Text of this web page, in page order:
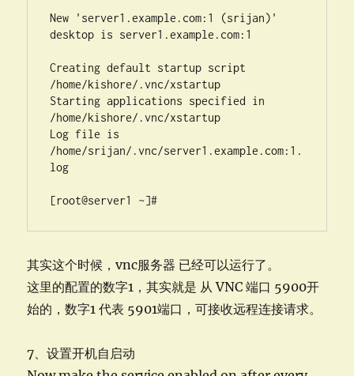
New 'server1.example.com:1 (srijan)'
desktop is server1.example.com:1
Creating default startup script
/home/kishore/.vnc/xstartup
Starting applications specified in
/home/kishore/.vnc/xstartup
Log file is
/home/srijan/.vnc/server1.example.com:1.
log
[root@server1 ~]#
其实这个时候，vnc服务器 已经可以运行了。
这里的配置的数字1，其实就是 从 VNC 端口 5900开
始的，数字1 代表 5901端口，可接收远程连接请求。
7、设置开机自启动